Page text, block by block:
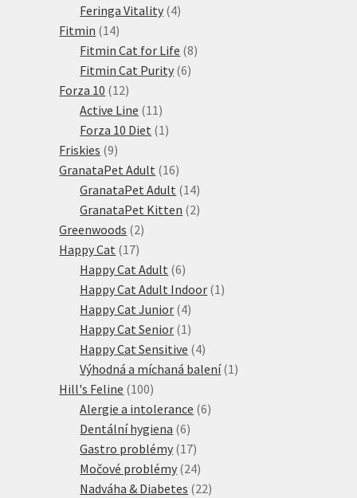
produkty
Feringa Vitality 44
Fitmin 1414
produktů
Fitmin Cat for Life 88
Fitmin Cat Purity 66
Forza 10 1212
produktů
Active Line 11 11
produktů
Forza 10 Diet 1 1
Friskies 99
produktů
GranataPet Adult 1616
produktů
GranataPet Adult 1414
produktů
GranataPet Kitten 22
Greenwoods 22
Happy Cat 1717
produktů
Happy Cat Adult 66
produktů
Happy Cat Adult Indoor 1 1
Happy Cat Junior 44
produkty
Happy Cat Senior 1 1
produkt
Happy Cat Sensitive 44
produkty
Výhodná a míchaná balení 1 1
Hill's Feline 100100
produktů
Alergie a intolerance 66
Dentální hygiena 66
produktů
Gastro problémy 1717
produktů
Močové problémy 2424
produktů
Nadváha & Diabetes 2222